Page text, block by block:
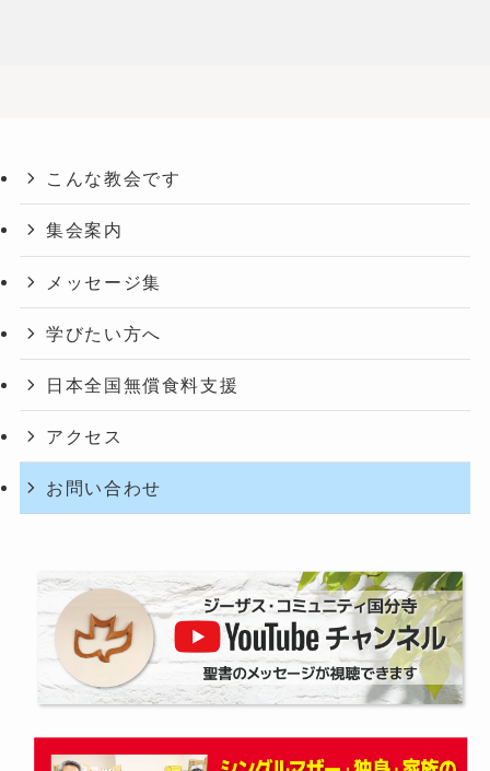
こんな教会です
集会案内
メッセージ集
学びたい方へ
日本全国無償食料支援
アクセス
お問い合わせ